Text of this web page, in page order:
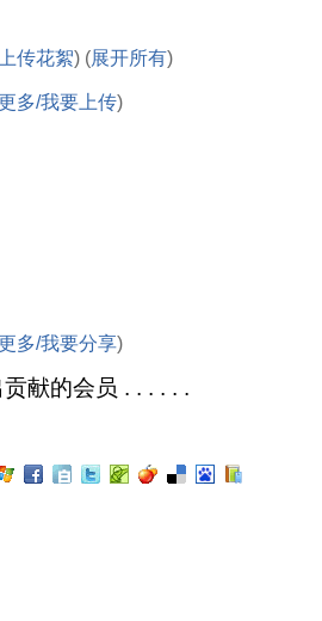
上传花絮) (展开所有)
多/我要上传)
多/我要分享)
献的会员 . . . . . .